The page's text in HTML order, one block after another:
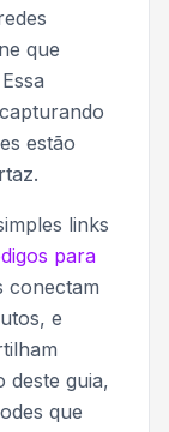
que
estão
links
para
conectam
e
deste guia,
que